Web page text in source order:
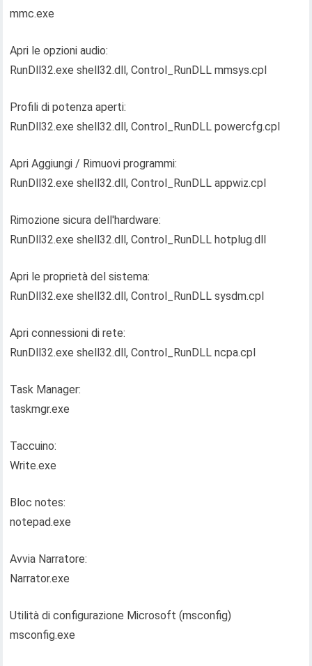
mmc.exe
Apri le opzioni audio:
RunDll32.exe shell32.dll, Control_RunDLL mmsys.cpl
Profili di potenza aperti:
RunDll32.exe shell32.dll, Control_RunDLL powercfg.cpl
Apri Aggiungi / Rimuovi programmi:
RunDll32.exe shell32.dll, Control_RunDLL appwiz.cpl
Rimozione sicura dell'hardware:
RunDll32.exe shell32.dll, Control_RunDLL hotplug.dll
Apri le proprietà del sistema:
RunDll32.exe shell32.dll, Control_RunDLL sysdm.cpl
Apri connessioni di rete:
RunDll32.exe shell32.dll, Control_RunDLL ncpa.cpl
Task Manager:
taskmgr.exe
Taccuino:
Write.exe
Bloc notes:
notepad.exe
Avvia Narratore:
Narrator.exe
Utilità di configurazione Microsoft (msconfig)
msconfig.exe